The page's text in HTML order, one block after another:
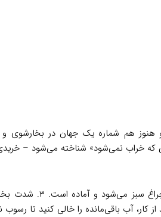
کرد و هنوز هم شماره یک جهان در
شناخته می‌شود – خریدی که تا ۱۰-۱۵ سال